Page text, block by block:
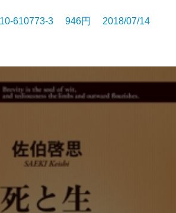
610773-3 946円 2018/07/14